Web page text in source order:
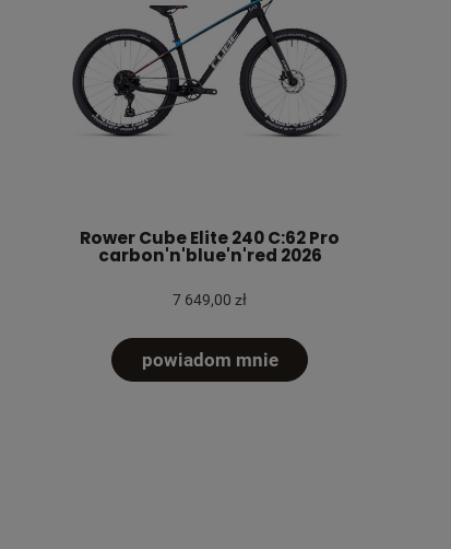
Rower Cube Elite 240 C:62 Pro
carbon'n'blue'n'red 2026
7 649,00 zł
powiadom mnie